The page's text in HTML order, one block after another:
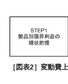
［図表2］変動費